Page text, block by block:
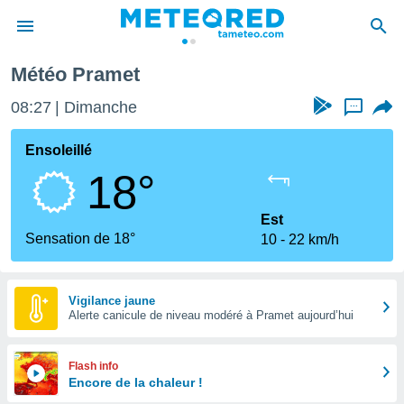
de
Météo Pramet
08:27 Dimanche ...
Ensoleillé
18°
Sensation de 18°
Est
10
22 km/h
Vigilance jaune
Alerte canicule de niveau modéré à Pramet aujourd’hui
Flash info
Encore de la chaleur !